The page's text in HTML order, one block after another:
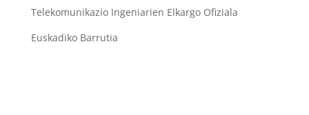
Telekomunikazio Ingeniarien Elkargo Ofiziala
Euskadiko Barrutia